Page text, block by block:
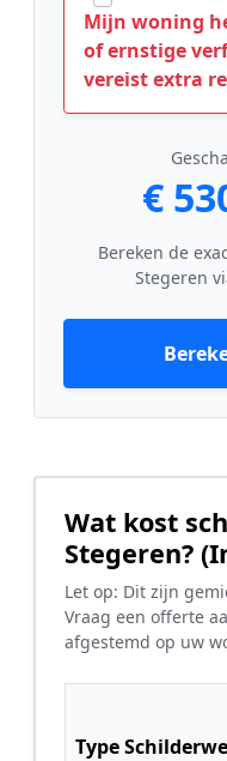
Mijn woning
of ernstige
vereist extra
€
Bereken de
Stegeren
Wat kost
Stegeren?
Let op: Dit zijn
Vraag een offerte
afgestemd op uw
Type